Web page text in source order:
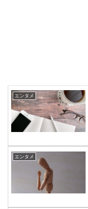
エンタメ
エンタメ